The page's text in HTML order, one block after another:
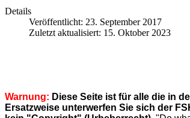
Details
Veröffentlicht: 23. September 2017
Zuletzt aktualisiert: 15. Oktober 2023
Warnung: Diese Seite ist für alle die in
Ersatzweise unterwerfen Sie sich der